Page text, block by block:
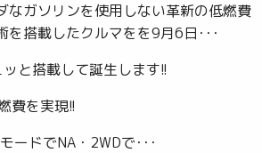
なガソリンを使用しない革新の低燃費
を搭載したクルマをを9月6日･･･
と搭載して誕生します!!
費を実現!!
ードでNA・2WDで･･･